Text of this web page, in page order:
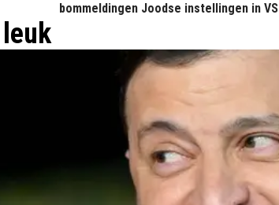
bommeldingen Joodse instellingen in VS